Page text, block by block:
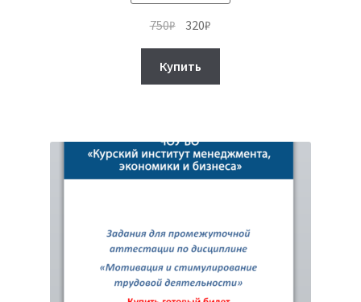
750₽ Первоначальная
составляла
750₽.
320₽
Купить